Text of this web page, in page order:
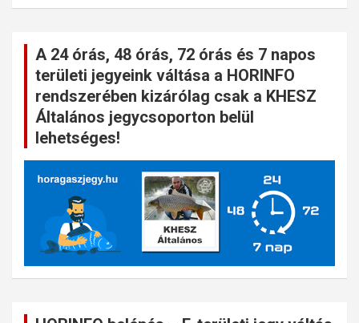
A 24 órás, 48 órás, 72 órás és 7 napos
területi jegyeink váltása a HORINFO
rendszerében kizárólag csak a KHESZ
Általános jegycsoporton belül
lehetséges!